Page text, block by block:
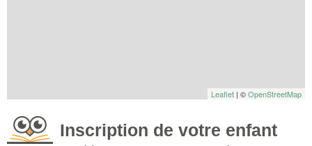
Leaflet | ©OpenStreetMap
Inscription de votre enfant